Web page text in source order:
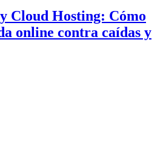
Cloud Hosting: Cómo
online contra caídas y